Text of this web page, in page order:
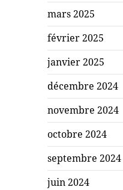
mars 2025
février 2025
janvier 2025
décembre 2024
novembre 2024
octobre 2024
septembre 2024
juin 2024